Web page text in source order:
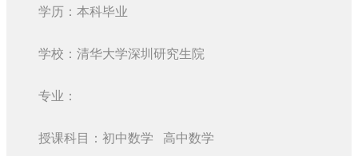
学历：本科毕业
学校：清华大学深圳研究生院
专业：
授课科目：初中数学 高中数学